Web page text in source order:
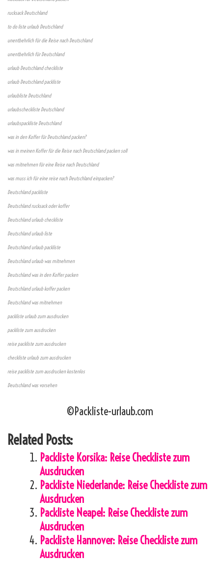
rucksack Deutschland
to do liste urlaub Deutschland
unentbehrlich für die Reise nach Deutschland
unentbehrlich für Deutschland
urlaub Deutschland checkliste
urlaub Deutschland packliste
urlaubliste Deutschland
urlaubscheckliste Deutschland
urlaubspackliste Deutschland
was in den Koffer für Deutschland packen?
was in meinen Koffer für die Reise nach Deutschland packen soll
was mitnehmen für eine Reise nach Deutschland
was muss ich für eine reise nach Deutschland einpacken?
Deutschland packliste
Deutschland rucksack oder koffer
Deutschland urlaub checkliste
Deutschland urlaub liste
Deutschland urlaub packliste
Deutschland urlaub was mitnehmen
Deutschland was in den Koffer packen
Deutschland urlaub koffer packen
Deutschland was mitnehmen
packliste urlaub zum ausdrucken
packliste zum ausdrucken
reise packliste zum ausdrucken
checkliste urlaub zum ausdrucken
reise packliste zum ausdrucken kostenlos
Deutschland was vorsehen
©Packliste-urlaub.com
Related Posts:
Packliste Korsika: Reise Checkliste zum
Ausdrucken
Packliste Niederlande: Reise Checkliste zum
Ausdrucken
Packliste Neapel: Reise Checkliste zum
Ausdrucken
Packliste Hannover: Reise Checkliste zum
Ausdrucken